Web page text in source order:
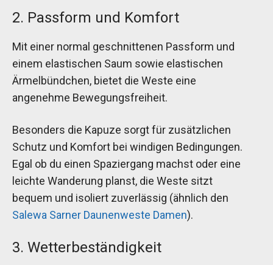
2. Passform und Komfort
Mit einer normal geschnittenen Passform und
einem elastischen Saum sowie elastischen
Ärmelbündchen, bietet die Weste eine
angenehme Bewegungsfreiheit.
Besonders die Kapuze sorgt für zusätzlichen
Schutz und Komfort bei windigen Bedingungen.
Egal ob du einen Spaziergang machst oder eine
leichte Wanderung planst, die Weste sitzt
bequem und isoliert zuverlässig (ähnlich den
Salewa Sarner Daunenweste Damen).
3. Wetterbeständigkeit